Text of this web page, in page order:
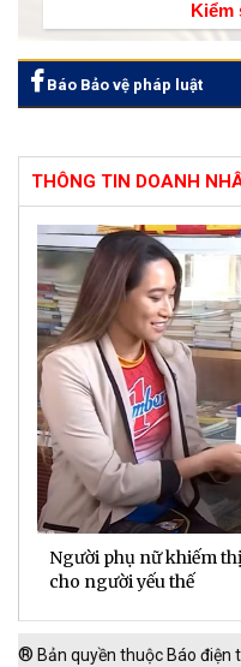
Kiểm
Báo Bảo vệ pháp luật
THÔNG TIN DOANH
Người phụ nữ khiếm
cho người yếu thế
® Bản quyền thuộc Báo điện